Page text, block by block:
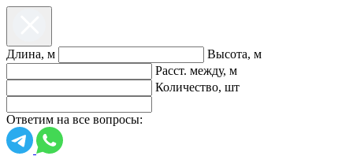
Длина, м
Высота, м
Расст. между, м
Количество, шт
Ответим на все вопросы: